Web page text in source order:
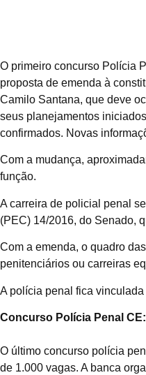
O primeiro concurso Polícia
proposta de emenda à
Camilo Santana, que deve
seus planejamentos
confirmados. Novas
Com a mudança,
função.
A carreira de policial penal
(PEC) 14/2016, do Senado,
Com a emenda, o quadro
penitenciários ou carreiras
A polícia penal fica
Concurso Polícia Penal
O último concurso polícia
de 1.000 vagas. A banca